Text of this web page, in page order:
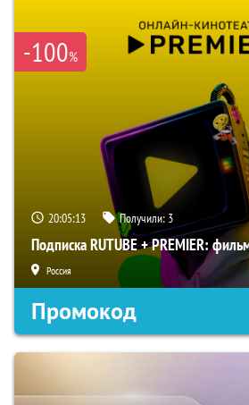
-100%
20:05:12 Получили: 3
Подписка RUTUBE + PREMIER:
Россия
Промокод